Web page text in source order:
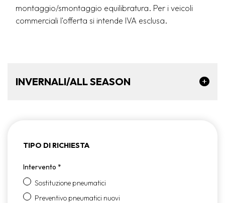
montaggio/smontaggio equilibratura. Per i veicoli
commerciali l'offerta si intende IVA esclusa.
INVERNALI/ALL SEASON
TIPO DI RICHIESTA
Intervento *
Sostituzione pneumatici
Preventivo pneumatici nuovi